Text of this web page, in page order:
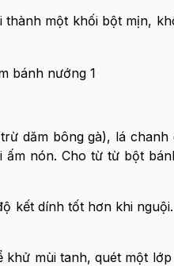
một khối bột mịn,
dăm bông gà), lá
nón. Cho từ từ bột
kết dính tốt hơn khi
mùi tanh, quét một